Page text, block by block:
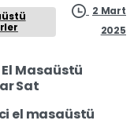
2 Mart
2025
Masaüstü
Sat
el masaüstü